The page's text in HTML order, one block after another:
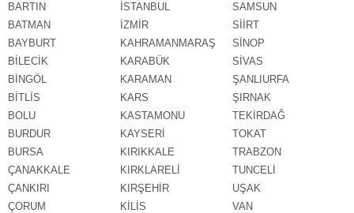
BARTIN
BATMAN
BAYBURT
BİLECİK
BİNGÖL
BİTLİS
BOLU
BURDUR
BURSA
ÇANAKKALE
ÇANKIRI
ÇORUM
İSTANBUL
İZMİR
KAHRAMANMARAŞ
KARABÜK
KARAMAN
KARS
KASTAMONU
KAYSERİ
KIRIKKALE
KIRKLARELİ
KIRŞEHİR
KİLİS
SAMSUN
SİİRT
SİNOP
SİVAS
ŞANLIURFA
ŞIRNAK
TEKİRDAĞ
TOKAT
TRABZON
TUNCELİ
UŞAK
VAN